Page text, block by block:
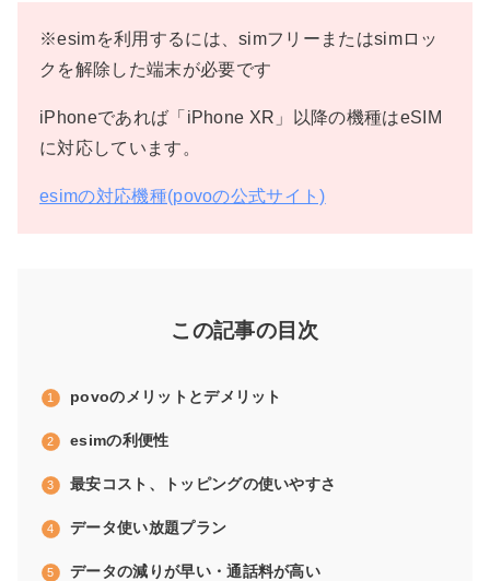
※esimを利用するには、simフリーまたはsimロッ
クを解除した端末が必要です
iPhoneであれば「iPhone XR」以降の機種はeSIM
に対応しています。
esimの対応機種(povoの公式サイト)
この記事の目次
povoのメリットとデメリット
esimの利便性
最安コスト、トッピングの使いやすさ
データ使い放題プラン
データの減りが早い・通話料が高い